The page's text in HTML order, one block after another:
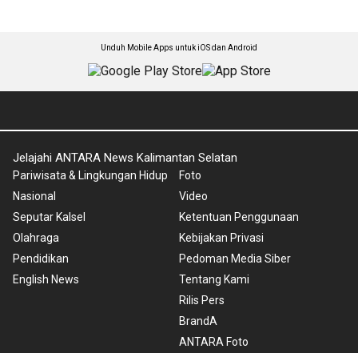
Unduh Mobile Apps untuk iOS dan Android
Jelajahi ANTARA News Kalimantan Selatan
Pariwisata & Lingkungan Hidup
Nasional
Seputar Kalsel
Olahraga
Pendidikan
English News
Foto
Video
Ketentuan Penggunaan
Kebijakan Privasi
Pedoman Media Siber
Tentang Kami
Rilis Pers
BrandA
ANTARA Foto